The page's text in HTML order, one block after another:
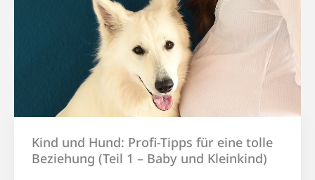
Kind und Hund: Profi-Tipps für eine tolle
Beziehung (Teil 1 – Baby und Kleinkind)